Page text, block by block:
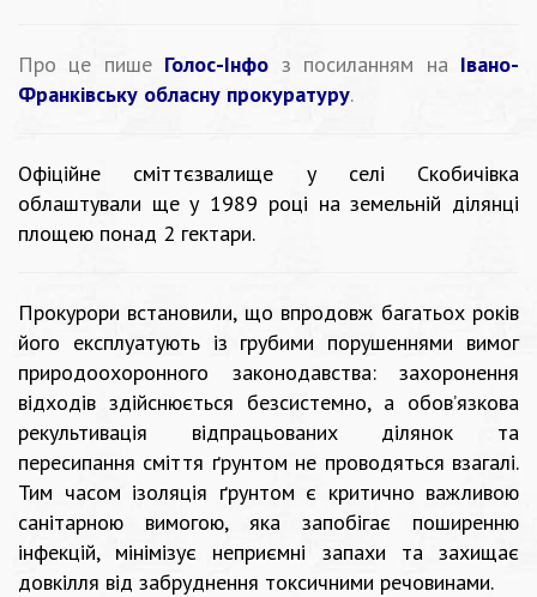
Про це пише Голос-Інфо з посиланням на Івано-
Франківську обласну прокуратуру.
Офіційне сміттєзвалище у селі Скобичівка
облаштували ще у 1989 році на земельній ділянці
площею понад 2 гектари.
Прокурори встановили, що впродовж багатьох років
його експлуатують із грубими порушеннями вимог
природоохоронного законодавства: захоронення
відходів здійснюється безсистемно, а обов’язкова
рекультивація відпрацьованих ділянок та
пересипання сміття ґрунтом не проводяться взагалі.
Тим часом ізоляція ґрунтом є критично важливою
санітарною вимогою, яка запобігає поширенню
інфекцій, мінімізує неприємні запахи та захищає
довкілля від забруднення токсичними речовинами.